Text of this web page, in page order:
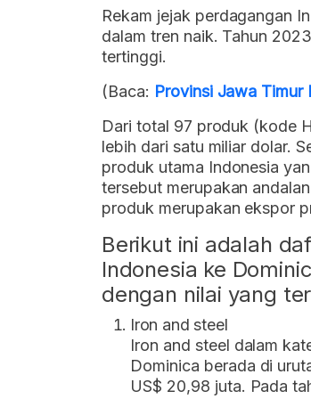
Rekam jejak perdagangan
dalam tren naik. Tahun
tertinggi.
(Baca: Provinsi Jawa Timur
Dari total 97 produk (kode
lebih dari satu miliar dolar.
produk utama Indonesia
tersebut merupakan
produk merupakan ekspor
Berikut ini adalah
Indonesia ke
dengan nilai yang
Iron and steel
Iron and steel dalam
Dominica berada di
US$ 20,98 juta. Pada